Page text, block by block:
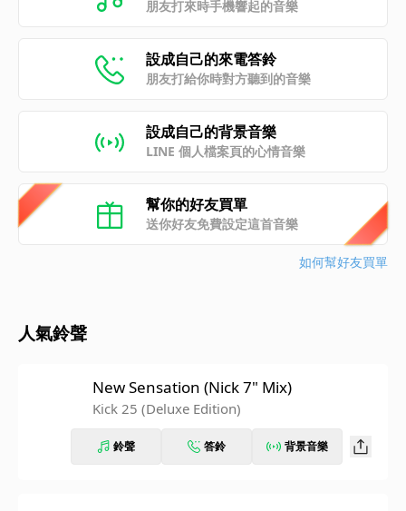
朋友打來時手機響起的音樂
設成自己的來電答鈴
朋友打給你時對方聽到的音樂
設成自己的背景音樂
LINE 個人檔案頁的心情音樂
幫你的好友買單
送你好友免費設定這首音樂
如何幫好友買單
人氣鈴聲
New Sensation (Nick 7" Mix)
Kick 25 (Deluxe Edition)
鈴聲 答鈴 背景音樂